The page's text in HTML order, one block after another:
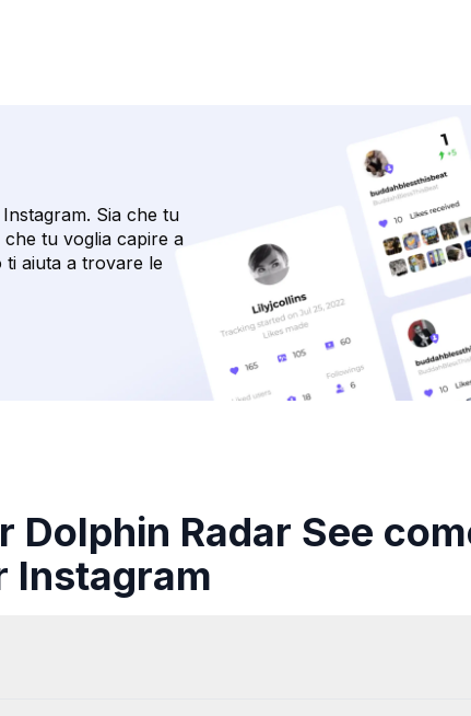
Sia che tu
tu voglia capire a
aiuta a trovare le
Dolphin Radar See
Instagram